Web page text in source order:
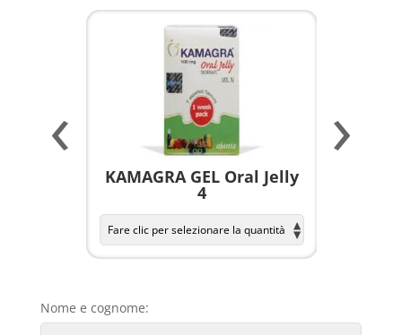
KAMAGRA GEL Oral Jelly
4
‹ ›
Nome e cognome: